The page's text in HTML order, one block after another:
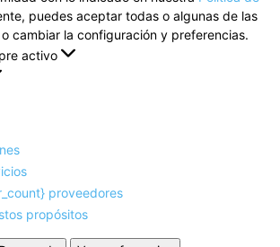
puedes aceptar todas o algunas de las
cambiar la configuración y preferencias.
activo
proveedores
propósitos